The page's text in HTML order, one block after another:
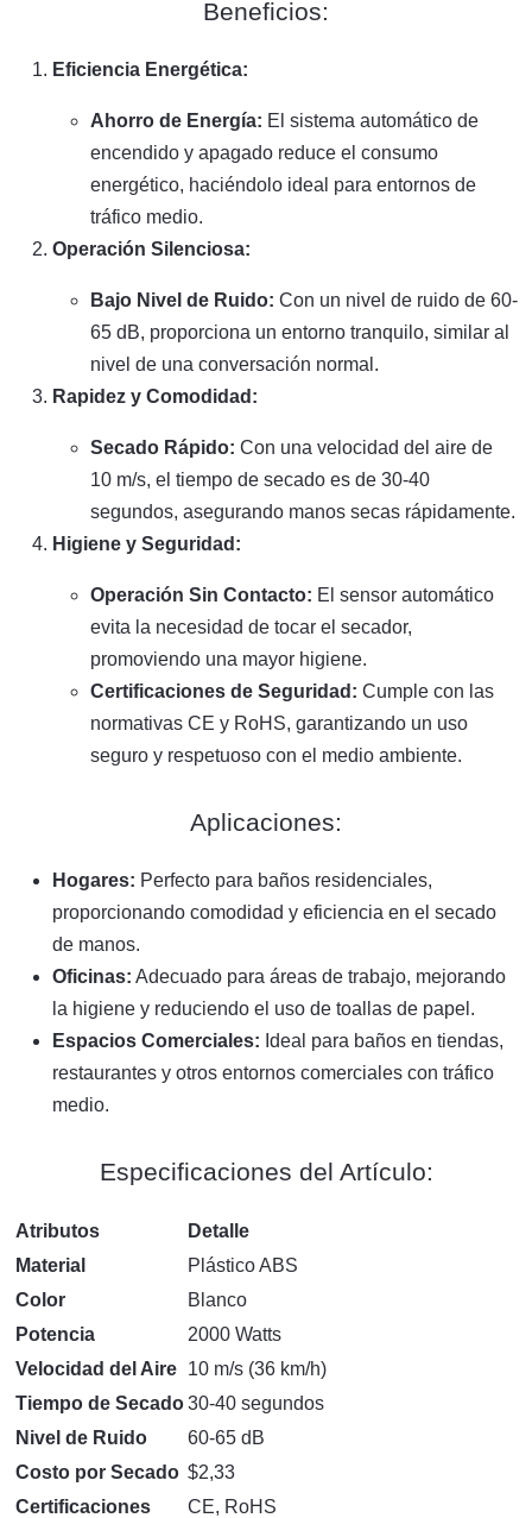
Beneficios:
Eficiencia Energética:
Ahorro de Energía: El sistema automático de
encendido y apagado reduce el consumo
energético, haciéndolo ideal para entornos de
tráfico medio.
Operación Silenciosa:
Bajo Nivel de Ruido: Con un nivel de ruido de 60-
65 dB, proporciona un entorno tranquilo, similar al
nivel de una conversación normal.
Rapidez y Comodidad:
Secado Rápido: Con una velocidad del aire de
10 m/s, el tiempo de secado es de 30-40
segundos, asegurando manos secas rápidamente.
Higiene y Seguridad:
Operación Sin Contacto: El sensor automático
evita la necesidad de tocar el secador,
promoviendo una mayor higiene.
Certificaciones de Seguridad: Cumple con las
normativas CE y RoHS, garantizando un uso
seguro y respetuoso con el medio ambiente.
Aplicaciones:
Hogares: Perfecto para baños residenciales,
proporcionando comodidad y eficiencia en el secado
de manos.
Oficinas: Adecuado para áreas de trabajo, mejorando
la higiene y reduciendo el uso de toallas de papel.
Espacios Comerciales: Ideal para baños en tiendas,
restaurantes y otros entornos comerciales con tráfico
medio.
Especificaciones del Artículo:
Atributos
Detalle
Material
Plástico ABS
Color
Blanco
Potencia
2000 Watts
Velocidad del Aire 10 m/s (36 km/h)
Tiempo de Secado30-40 segundos
Nivel de Ruido
60-65 dB
Costo por Secado $2,33
Certificaciones
CE, RoHS